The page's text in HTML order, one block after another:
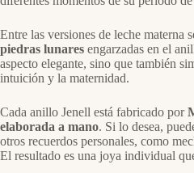
Entre las versiones de leche materna
piedras lunares engarzadas en el
aspecto elegante, sino que también
intuición y la maternidad.
Cada anillo Jenell está fabricado por
elaborada a mano. Si lo desea,
otros recuerdos personales, como
El resultado es una joya individual